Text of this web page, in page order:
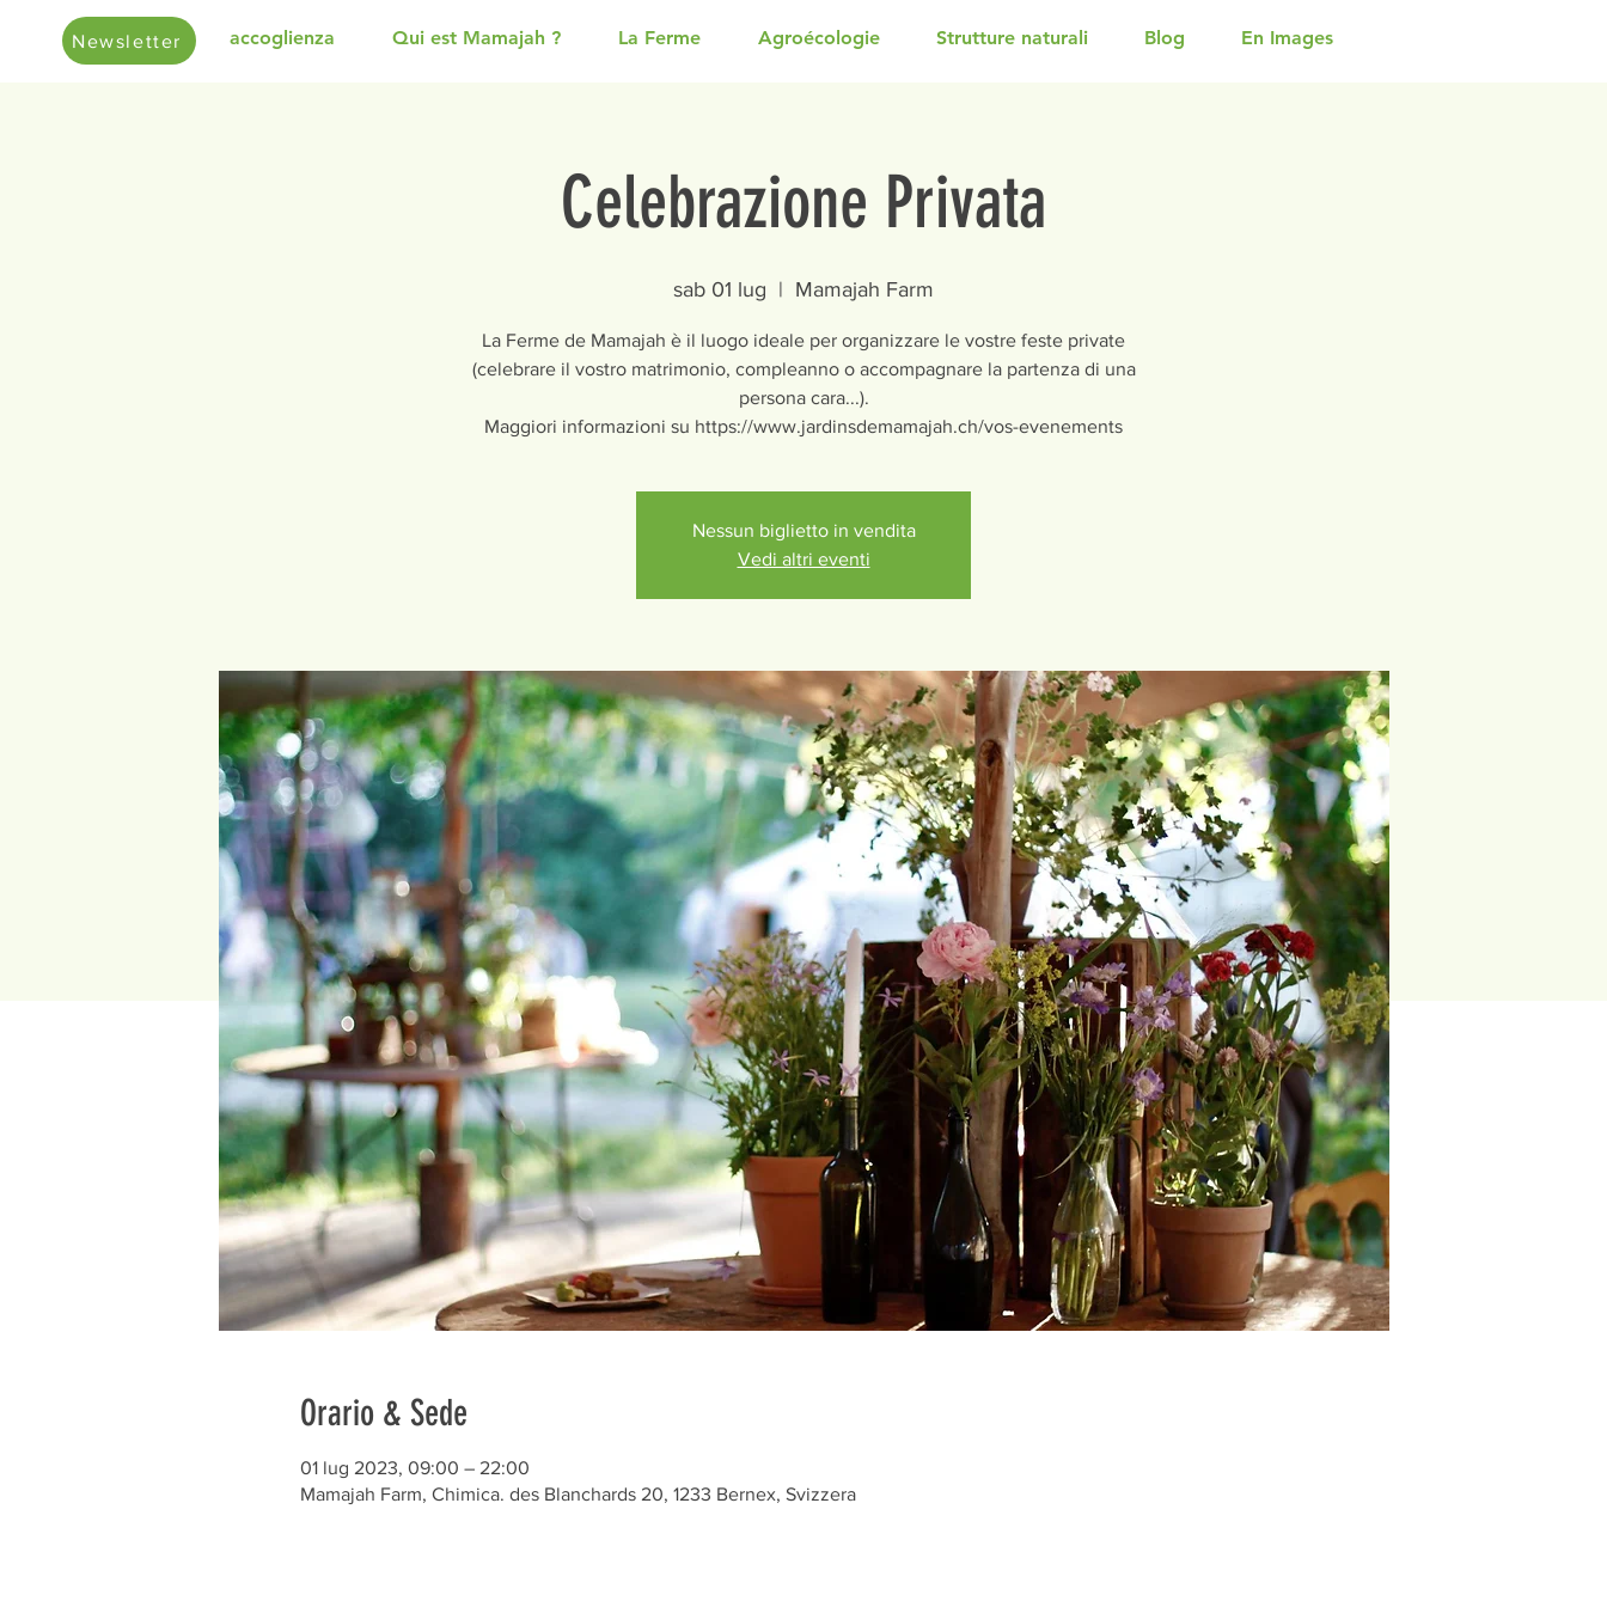
Newsletter accoglienza Qui est Mamajah ? La Ferme Agroécologie Strutture naturali Blog En Images
Celebrazione Privata
sab 01 lug
  |
Mamajah Farm
La Ferme de Mamajah è il luogo ideale per organizzare le vostre feste private
(celebrare il vostro matrimonio, compleanno o accompagnare la partenza di una
persona cara...).
Maggiori informazioni su https://www.jardinsdemamajah.ch/vos-evenements
Nessun biglietto in vendita
Vedi altri eventi
Orario & Sede
01 lug 2023, 09:00 – 22:00
Mamajah Farm, Chimica. des Blanchards 20, 1233 Bernex, Svizzera